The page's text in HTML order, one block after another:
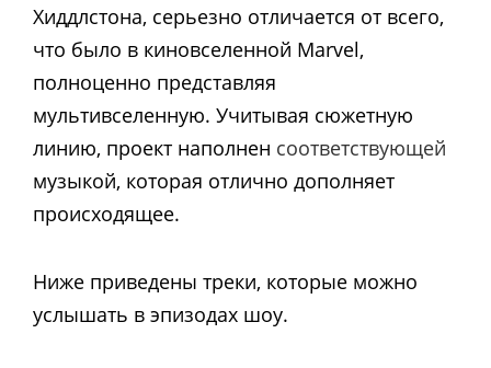
Хиддлстона, серьезно отличается от всего,
что было в киновселенной Marvel,
полноценно представляя
мультивселенную. Учитывая сюжетную
линию, проект наполнен соответствующей
музыкой, которая отлично дополняет
происходящее.
Ниже приведены треки, которые можно
услышать в эпизодах шоу.